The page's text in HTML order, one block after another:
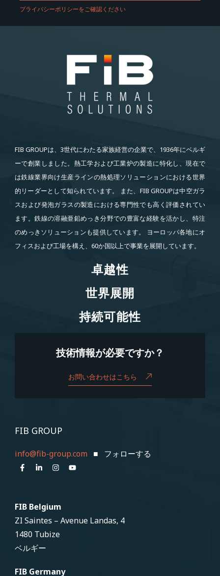
プライバシーポリシーをご確認ください
FIB GROUPは、3世代にわたる家族経営の企業で、1936年にベルギ
ーで創業しました。熱工学および工業炉の製造に特化し、現在で
は鉄線業界向け生産ラインの熱処理ソリューションにおける世界
的リーダーとして知られています。 また、FIB GROUPは中空ガラ
スおよび発泡ガラスの製造における専門性でも高く評価されてい
ます。鉄線の溶融亜鉛めっき分野での豊富な経験を活かし、特注
のめっきソリューションも提供しています。 ヨーロッパ各地にオ
フィスおよび工場を構え、60か国以上で事業を展開しています。
卓越性
卓越性
世界展開
世界展開
持続可能性
持続可能性
技術情報が必要ですか？
お問い合わせはこちら
FIB GROUP
info@fib-group.com ■ フォローする
FIB Belgium
ZI Saintes – Avenue Landas, 4
1480 Tubize
ベルギー
FIB Germany